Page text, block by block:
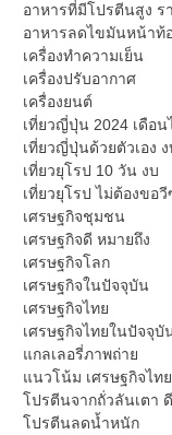
อาหารที่มีโปรตีนสูง ร
อาหารลดไขมันหน้าท้
เครื่องทำความเย็น
เครื่องปรับอากาศ
เครื่องยนต์
เที่ยวญี่ปุ่น 2024 เดือน
เที่ยวญี่ปุ่นด้วยตัวเอง ง
เที่ยวยุโรป 10 วัน งบ
เที่ยวยุโรป ไม่ต้องขอวี
เศรษฐกิจชุมชน
เศรษฐกิจดี หมายถึง
เศรษฐกิจโลก
เศรษฐกิจในปัจจุบัน
เศรษฐกิจไทย
เศรษฐกิจไทยในปัจจุบั
แกลเลอรี่ภาพถ่าย
แนวโน้ม เศรษฐกิจไท
โปรตีนจากถั่วลันเตา
โปรตีนลดน้ำหนัก